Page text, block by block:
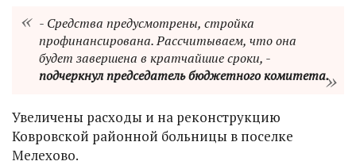
- Средства предусмотрены, стройка
профинансирована. Рассчитываем, что она
будет завершена в кратчайшие сроки, -
подчеркнул председатель бюджетного комитета.
Увеличены расходы и на реконструкцию
Ковровской районной больницы в поселке
Мелехово.